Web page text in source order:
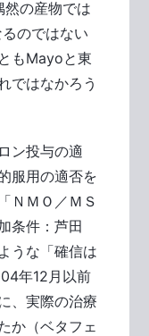
の産物では
のではない
もMayoと東
ではなかろう
ン投与の適
服用の適否を
ＮＭＯ／ＭＳ
条件：芦田
うな「確信は
年12月以前
、実際の治療
か（ベタフェ